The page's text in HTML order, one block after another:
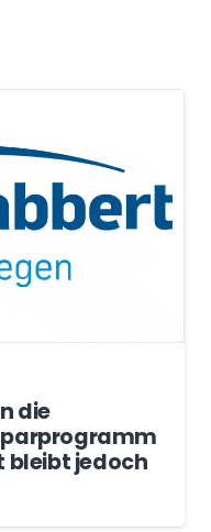
die
bleibt jedoch